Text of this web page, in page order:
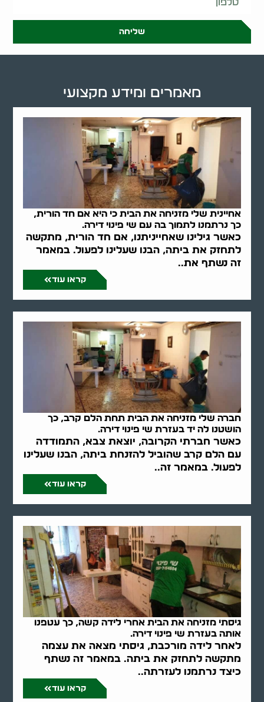
שליחה
אחיינית שלי מזניחה את הבית כי היא אם חד הורית,
כך נרתמנו לתמוך בה עם שי פינוי דירה.
כאשר גילינו שאחייניתנו, אם חד הורית, מתקשה
לתחזק את ביתה, הבנו שעלינו לפעול. במאמר
זה נשתף את..
קראו עוד
חברה שלי מזניחה את הבית תחת הלם קרב, כך
הושטנו לה יד בעזרת שי פינוי דירה.
כאשר חברתי הקרובה, יוצאת צבא, התמודדה
עם הלם קרב שהוביל להזנחת ביתה, הבנו שעלינו
לפעול. במאמר זה..
קראו עוד
גיסתי מזניחה את הבית אחרי לידה קשה, כך עטפנו
אותה בעזרת שי פינוי דירה.
לאחר לידה מורכבת, גיסתי מצאה את עצמה
מתקשה לתחזק את ביתה. במאמר זה נשתף
כיצד נרתמנו לעזרתה..
קראו עוד
מאמרים ומידע מקצועי